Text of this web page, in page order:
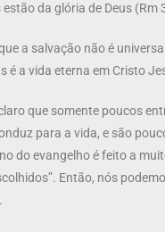
da glória de Deus (Rm
a salvação não é
é a vida eterna em Cristo
que somente poucos
para a vida, e são
do evangelho é feito a
Então, nós